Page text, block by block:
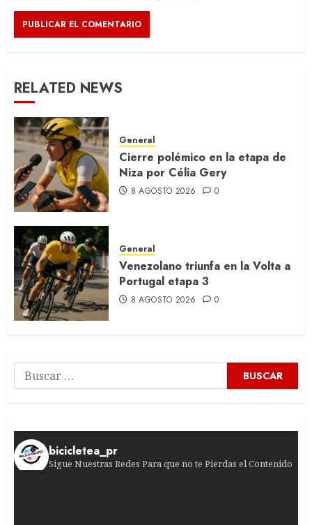
RELATED NEWS
General
Cierre polémico en la etapa de
Niza por Célia Gery
8 AGOSTO 2026 0
General
Venezolano triunfa en la Volta a
Portugal etapa 3
8 AGOSTO 2026 0
Buscar:
bicicletea_pr
Sigue Nuestras Redes Para que no te Pierdas el Contenido